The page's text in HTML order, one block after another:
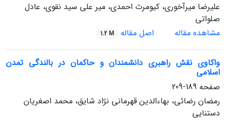
علیرضا میرآخوری، کیومرث احمدی، میر علی سید نقوی، عادل
صلواتی
مشاهده مقاله
اصل مقاله 1.2 M
واکاوی نقش راهبری دانشمندان و حاکمان در بالندگی تمدن
اسلامی
صفحه 189-209
رمضان رضائی، بهاءالدین قهرمانی نژاد شایق، محمد اصغریان
دستنایی